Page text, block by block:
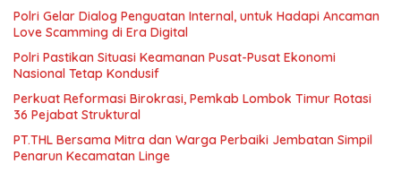
Polri Gelar Dialog Penguatan Internal, untuk Hadapi Ancaman
Love Scamming di Era Digital
Polri Pastikan Situasi Keamanan Pusat-Pusat Ekonomi
Nasional Tetap Kondusif
Perkuat Reformasi Birokrasi, Pemkab Lombok Timur Rotasi
36 Pejabat Struktural
PT.THL Bersama Mitra dan Warga Perbaiki Jembatan Simpil
Penarun Kecamatan Linge